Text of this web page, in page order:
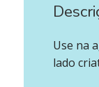
Use na
lado